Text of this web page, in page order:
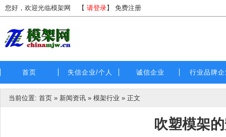
您好，欢迎光临模架网 【 请登录】 免费注册
首页 失信企业/个人 诚信企业 行业品牌
当前位置: 首页 » 新闻资讯 » 模架行业 » 正文
吹塑模架